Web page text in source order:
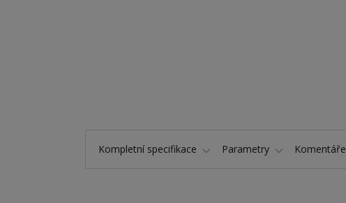
Kompletní specifikace Parametry Komentáře